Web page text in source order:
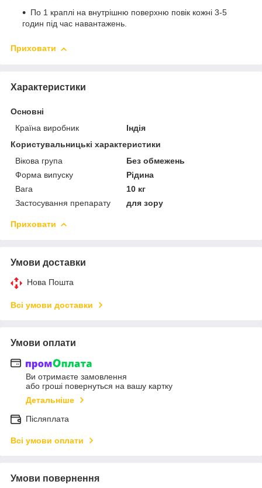
По 1 краплі на внутрішню поверхню повік кожні 3-5
годин під час навантажень.
Приховати
Характеристики
Основні
Країна виробник
Індія
Користувальницькі характеристики
Вікова група
Без обмежень
Форма випуску
Рідина
Вага
10 кг
Застосування препарату
для зору
Приховати
Умови доставки
Нова Пошта
Всі умови доставки
Умови оплати
Ви отримаєте замовлення
або гроші повернуться на вашу картку
Детальніше
Післяплата
Всі умови оплати
Умови повернення